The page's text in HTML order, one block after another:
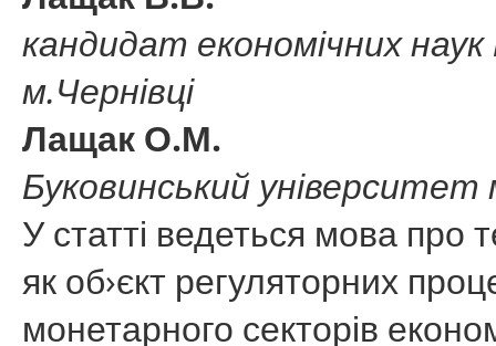
кандидат економічних
м.Чернівці
Лащак О.М.
Буковинський університет
У статті ведеться мова про
як об›єкт регуляторних
монетарного секторів